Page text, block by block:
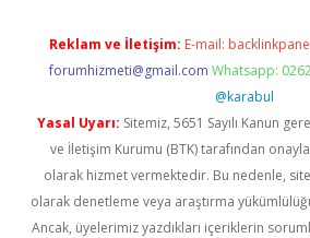
Reklam ve İletişim: E-mail:
forumhizmeti@gmail.com Whatsapp:
@karabul
Yasal Uyarı: Sitemiz, 5651 Sayılı Kanun
ve İletişim Kurumu (BTK) tarafından
olarak hizmet vermektedir. Bu nedenle,
olarak denetleme veya araştırma
Ancak, üyelerimiz yazdıkları içeriklerin